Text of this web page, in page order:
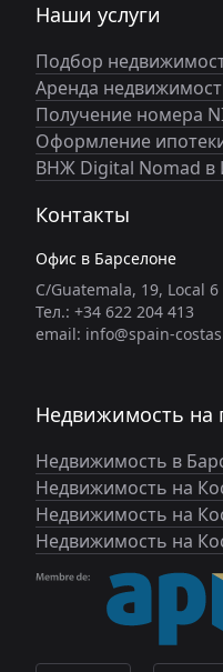
Наши услуги
Подбор
Аренда
Получение номера
Оформление
ВНЖ Digital Nomad в
Контакты
Офис в Барселоне
C/Guatemala, 19, Local
Тел.: +34 622 204 413
email: info@spain-
Недвижимость на
Недвижимость в
Недвижимость на
Недвижимость на
Недвижимость на